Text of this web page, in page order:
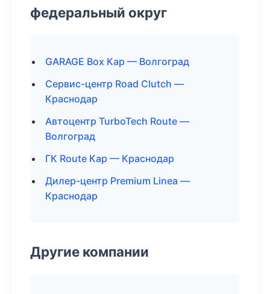
федеральный округ
GARAGE Box Кар — Волгоград
Сервис-центр Road Clutch —
Краснодар
Автоцентр TurboTech Route —
Волгоград
ГК Route Кар — Краснодар
Дилер-центр Premium Linea —
Краснодар
Другие компании